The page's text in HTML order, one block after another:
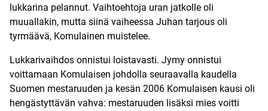
lukkarina pelannut. Vaihtoehtoja uran jatkolle oli
muuallakin, mutta siinä vaiheessa Juhan tarjous oli
tyrmäävä, Komulainen muistelee.
Lukkarivaihdos onnistui loistavasti. Jymy onnistui
voittamaan Komulaisen johdolla seuraavalla kaudella
Suomen mestaruuden ja kesän 2006 Komulaisen kausi oli
hengästyttävän vahva: mestaruuden lisäksi mies voitti